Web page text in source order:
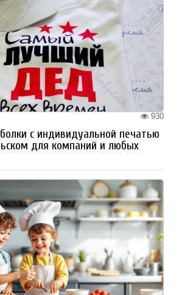
930
с индивидуальной печатью
для компаний и любых